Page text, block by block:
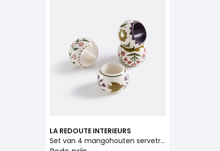
LA REDOUTE INTERIEURS
Set van 4 mangohouten servetringen Anselme